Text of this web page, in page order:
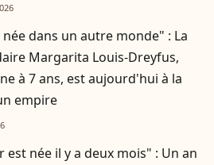
née dans un autre monde" : La
Margarita Louis-Dreyfus,
à 7 ans, est aujourd'hui à la
empire
est née il y a deux mois" : Un an